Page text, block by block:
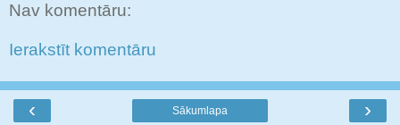
Nav komentāru:
Ierakstīt komentāru
‹ ›
Sākumlapa